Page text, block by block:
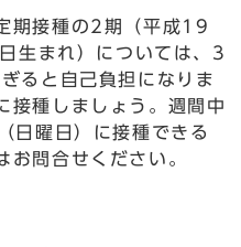
期接種の2期（平成19
生まれ）については、3
ると自己負担になりま
接種しましょう。週間中
日曜日）に接種できる
お問合せください。